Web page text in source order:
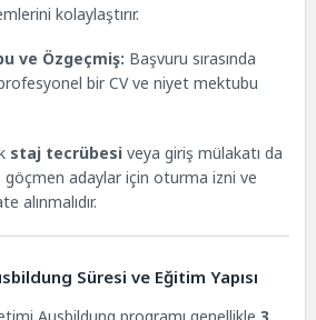
kolaylaştırır.
ve Özgeçmiş: Başvuru sırasında
bir CV ve niyet mektubu
staj tecrübesi veya giriş mülakatı da
göçmen adaylar için oturma izni ve
alınmalıdır.
Süresi ve Eğitim Yapısı